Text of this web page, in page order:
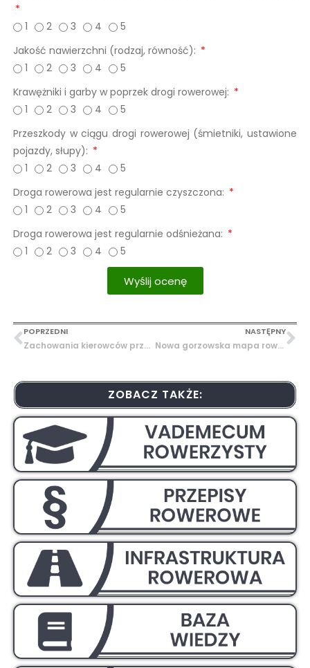
1 2 3 4
5
Jakość nawierzchni (rodzaj, równość):
1
2 3 4
5
Krawężniki i garby w poprzek drogi rowerowej:
1
2 3 4
5
Przeszkody w ciągu drogi rowerowej (śmietniki, ustawione
pojazdy, słupy):
1
2 3 4
5
Droga rowerowa jest regularnie czyszczona:
1
2 3 4
5
Droga rowerowa jest regularnie odśnieżana:
1
2 3 4 5
Wyślij ocenę
POPRZEDNI
Zachowania kierowców przed przejazdem (cz. 1)
NASTĘPNY
Nowa gorzowska mapa rowerowa
ZOBACZ TAKŻE: